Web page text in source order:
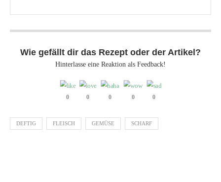
Wie gefällt dir das Rezept oder der Artikel?
Hinterlasse eine Reaktion als Feedback!
0 0 0 0 0
DEFTIG FLEISCH GEMÜSE SCHARF